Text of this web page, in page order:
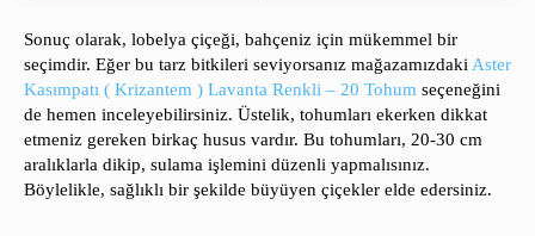
Sonuç olarak, lobelya çiçeği, bahçeniz için mükemmel bir
seçimdir. Eğer bu tarz bitkileri seviyorsanız mağazamızdakiAster
Kasımpatı ( Krizantem ) Lavanta Renkli – 20 Tohum seçeneğini
de hemen inceleyebilirsiniz. Üstelik, tohumları ekerken dikkat
etmeniz gereken birkaç husus vardır. Bu tohumları, 20-30 cm
aralıklarla dikip, sulama işlemini düzenli yapmalısınız.
Böylelikle, sağlıklı bir şekilde büyüyen çiçekler elde edersiniz.